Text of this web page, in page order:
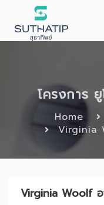
โครงการ
Home
Virginia
Virginia Woolf